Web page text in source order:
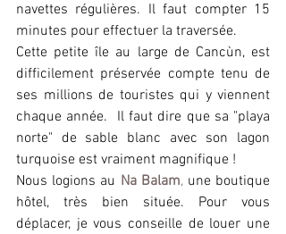
navettes régulières. Il faut compter 15
minutes pour effectuer la traversée.
Cette petite île au large de Cancùn, est
difficilement préservée compte tenu de
ses millions de touristes qui y viennent
chaque année.  Il faut dire que sa "playa
norte" de sable blanc avec son lagon
turquoise est vraiment magnifique !
Nous logions au Na Balam, une boutique
hôtel, très bien située. Pour vous
déplacer, je vous conseille de louer une